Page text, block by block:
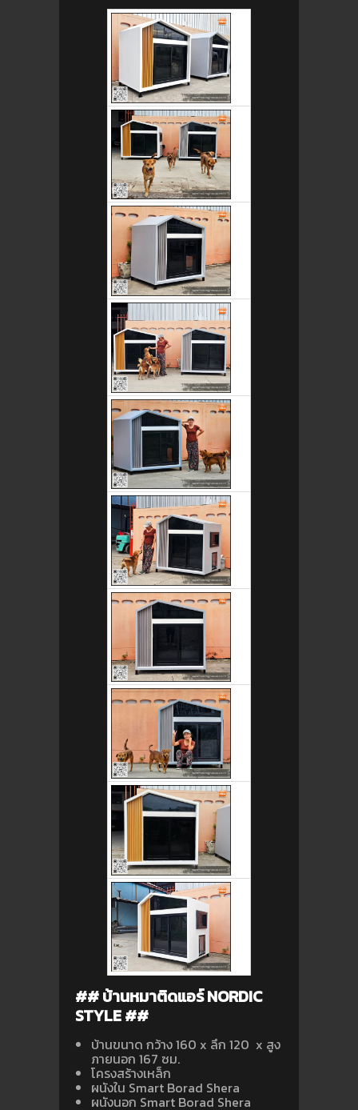
## บ้านหมาติดแอร์ NORDIC
STYLE ##
บ้านขนาด กว้าง 160 x ลึก 120 x สูง
ภายนอก 167 ซม.
โครงสร้างเหล็ก
ผนังใน Smart Borad Shera
ผนังนอก Smart Borad Shera